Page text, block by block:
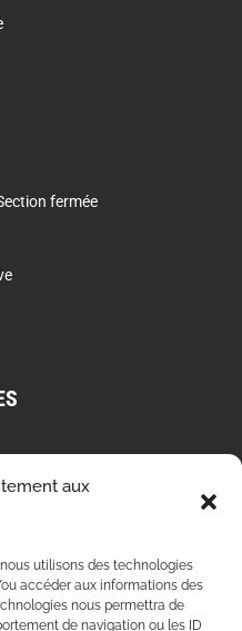
aux
utilisons des technologies
accéder aux informations des
nous permettra de
de navigation ou les ID
fermée
STAGE DE DANSE 4 ET 5 NOVEMBRE 2023